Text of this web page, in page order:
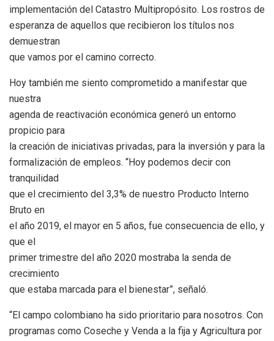
implementación del Catastro Multipropósito. Los rostros de
esperanza de aquellos que recibieron los títulos nos
demuestran
que vamos por el camino correcto.
Hoy también me siento comprometido a manifestar que
nuestra
agenda de reactivación económica generó un entorno
propicio para
la creación de iniciativas privadas, para la inversión y para la
formalización de empleos. “Hoy podemos decir con
tranquilidad
que el crecimiento del 3,3% de nuestro Producto Interno
Bruto en
el año 2019, el mayor en 5 años, fue consecuencia de ello, y
que el
primer trimestre del año 2020 mostraba la senda de
crecimiento
que estaba marcada para el bienestar”, señaló.
“El campo colombiano ha sido prioritario para nosotros. Con
programas como Coseche y Venda a la fija y Agricultura por